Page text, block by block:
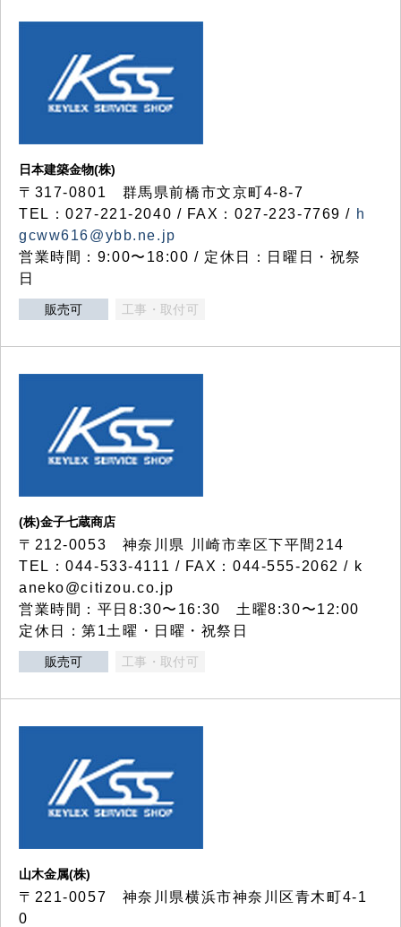
日本建築金物(株)
〒317‐0801 群馬県前橋市文京町4-8-7
TEL：027-221-2040 / FAX：027-223-7769 / h
gcww616@ybb.ne.jp
営業時間：9:00〜18:00 / 定休日：日曜日・祝祭
日
販売可 工事・取付可
(株)金子七蔵商店
〒212-0053 神奈川県 川崎市幸区下平間214
TEL：044-533-4111 / FAX：044-555-2062 / k
aneko@citizou.co.jp
営業時間：平日8:30〜16:30 土曜8:30〜12:00
定休日：第1土曜・日曜・祝祭日
販売可 工事・取付可
山木金属(株)
〒221-0057 神奈川県横浜市神奈川区青木町4-1
0